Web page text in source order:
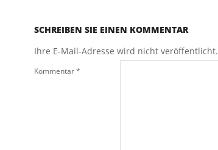
SCHREIBEN SIE EINEN KOMMENTAR
Ihre E-Mail-Adresse wird nicht veröffentlicht.
Kommentar*